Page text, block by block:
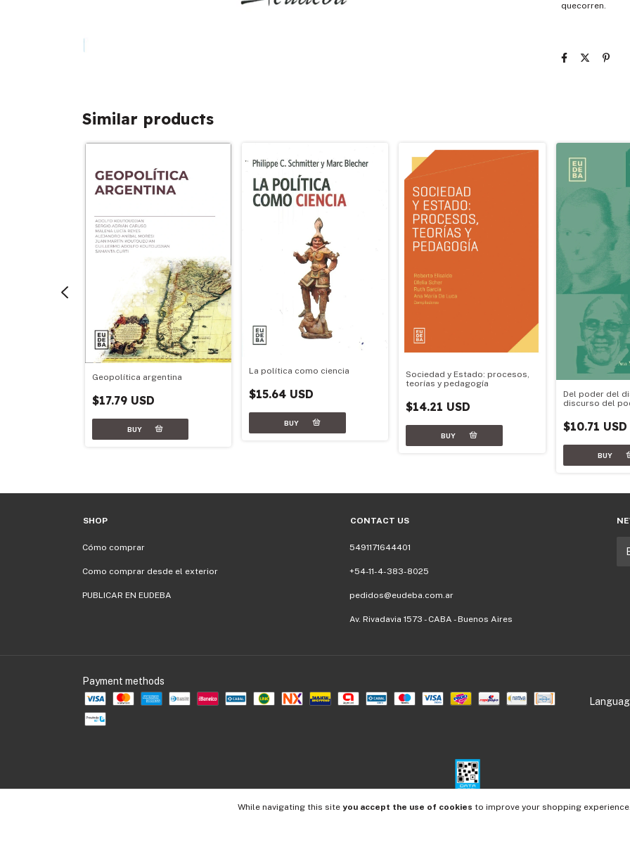
While navigating this site you accept the use of cookies to improve your shopping experience.
quecorren.
Similar products
Geopolítica argentina
$17.79 USD
La política como ciencia
$15.64 USD
Sociedad y Estado: procesos,
teorías y pedagogía
$14.21 USD
Del poder del
discurso del
$10.71 USD
SHOP
Cómo comprar
Como comprar desde el exterior
PUBLICAR EN EUDEBA
CONTACT US
5491171644401
+54-11-4-383-8025
pedidos@eudeba.com.ar
Av. Rivadavia 1573 - CABA - Buenos Aires
Payment methods